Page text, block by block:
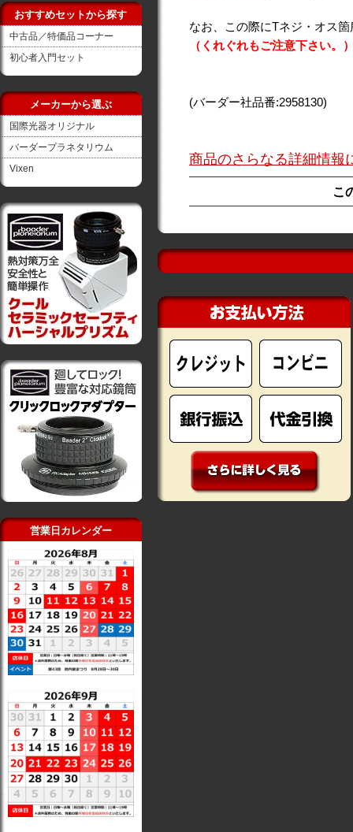
おすすめセットから探す
中古品／特価品コーナー
初心者入門セット
メーカーから選ぶ
国際光器オリジナル
バーダープラネタリウム
Vixen
営業日カレンダー
なお、この際にTネジ・オス
（くれぐれもご注意下さい。
(バーダー社品番:2958130)
商品のさらなる詳細情報
こ